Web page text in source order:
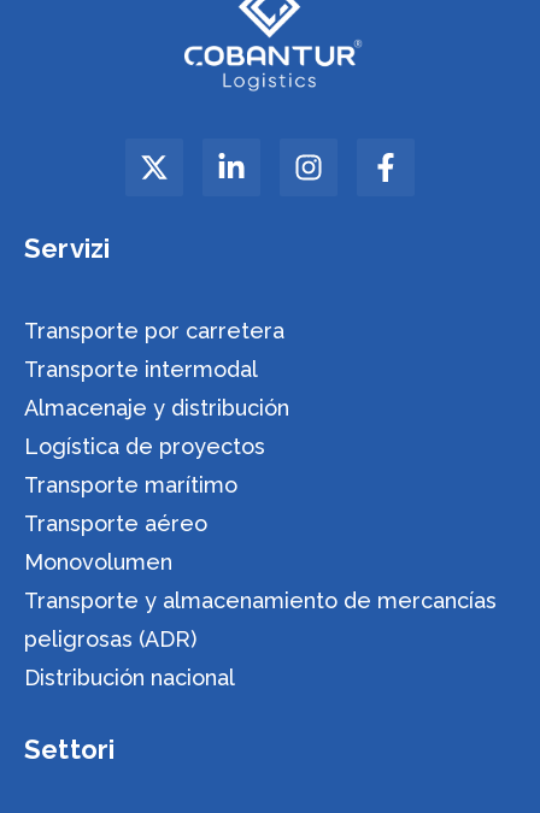
Servizi
Transporte por carretera
Transporte intermodal
Almacenaje y distribución
Logística de proyectos
Transporte marítimo
Transporte aéreo
Monovolumen
Transporte y almacenamiento de mercancías
peligrosas (ADR)
Distribución nacional
Settori